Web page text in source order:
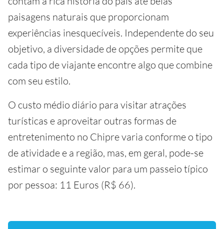
paisagens naturais que proporcionam
experiências inesquecíveis. Independente do seu
objetivo, a diversidade de opções permite que
cada tipo de viajante encontre algo que combine
com seu estilo.
O custo médio diário para visitar atrações
turísticas e aproveitar outras formas de
entretenimento no Chipre varia conforme o tipo
de atividade e a região, mas, em geral, pode-se
estimar o seguinte valor para um passeio típico
por pessoa: 11 Euros (R$ 66).